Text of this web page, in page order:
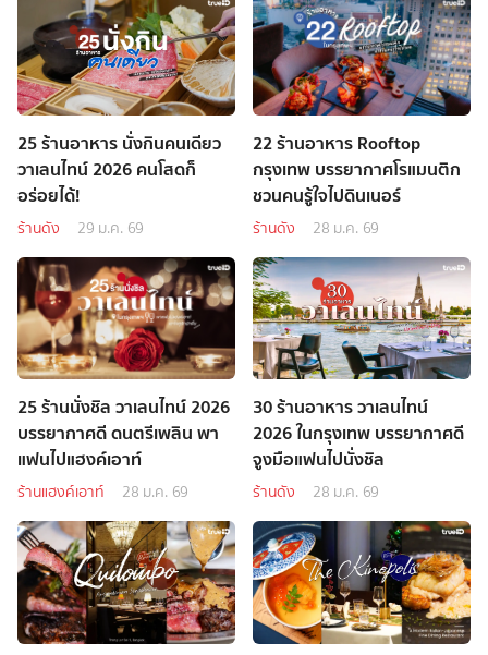
25 ร้านอาหาร นั่งกินคนเดียว
วาเลนไทน์ 2026 คนโสดก็
อร่อยได้!
ร้านดัง 29 ม.ค. 69
22 ร้านอาหาร Rooftop
กรุงเทพ บรรยากาศโรแมนติก
ชวนคนรู้ใจไปดินเนอร์
ร้านดัง 28 ม.ค. 69
25 ร้านนั่งชิล วาเลนไทน์ 2026
บรรยากาศดี ดนตรีเพลิน พา
แฟนไปแฮงค์เอาท์
ร้านแฮงค์เอาท์ 28 ม.ค. 69
30 ร้านอาหาร วาเลนไทน์
2026 ในกรุงเทพ บรรยากาศดี
จูงมือแฟนไปนั่งชิล
ร้านดัง 28 ม.ค. 69